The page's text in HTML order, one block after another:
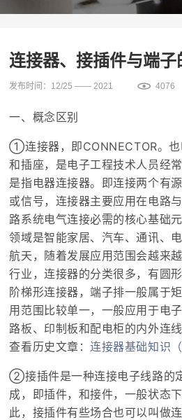
连接器、接插件与端子
发布时间：12/25 —— 2021 4076
一、概念区别
①连接器，即CONNECTOR。也
和插座，是电子工程技术人员经
是指电器连接器。即连接两个有
或信号，连接器主要应用在电路
路系统电气连接必需的核心基础
领域是智能家居、汽车、通讯、
航天，随着发展应用范围会越来
行业，连接器的分类很多，有圆
阶梯形连接器，端子排一般属于
用范围比较单一，一般应用于电
路板、印制板和配电柜的内外连
查看历史文章：连接器基础知识
②接插件是一种连接电子线路的
成，即插件，和接件，一般状态
此，接插件有些场合也可以叫做